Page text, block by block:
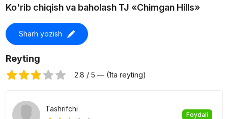
Ko'rib chiqish va baholash TJ «Chimgan Hills»
Sharh yozish
Reyting
2.8 / 5 — (1ta reyting)
Tashrifchi
Foydali